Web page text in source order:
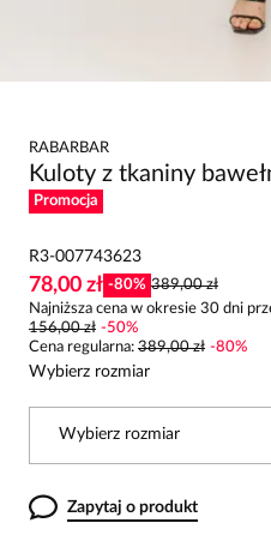
RABARBAR
Kuloty z tkaniny
Promocja
R3-007743623
78,00 zł -80% 389,00 zł
Najniższa cena w okresie 30 dni
156,00 zł -50%
Cena regularna: 389,00 zł -80%
Wybierz rozmiar
Wybierz rozmiar
Zapytaj o produkt